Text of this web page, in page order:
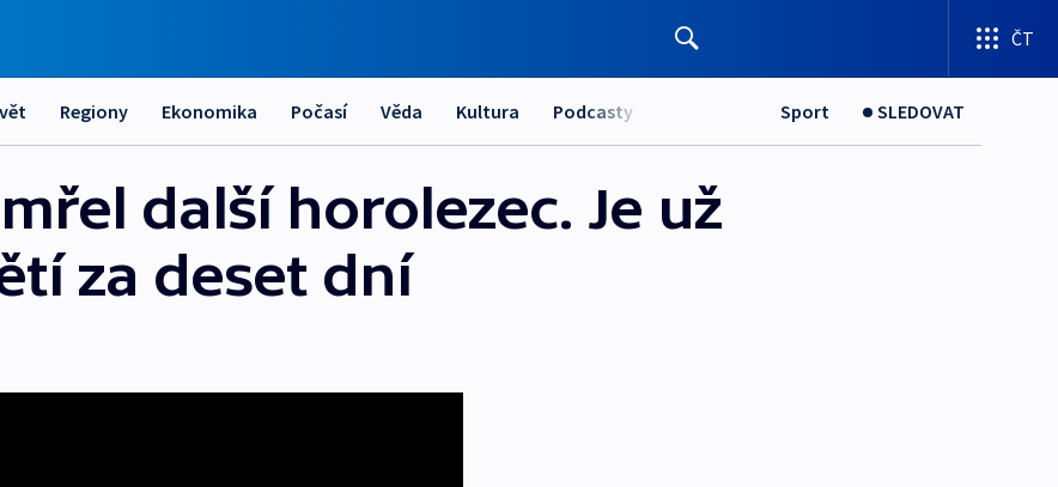
ČT
Regiony Ekonomika Počasí Věda Kultura Podcasty Sport SLEDOVAT
další horolezec. Je už
za deset dní